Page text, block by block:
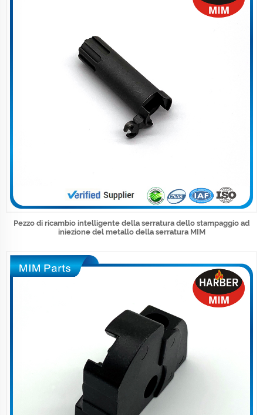
Pezzo di ricambio intelligente della serratura dello stampaggio ad
iniezione del metallo della serratura MIM